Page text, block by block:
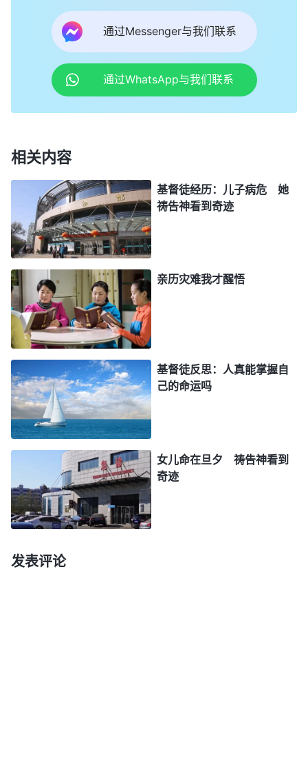
的美意都隐藏在事情的背后啊！认识到这些我对神有
了信心，不管这病能否治好，我都不应该对神失去信
心，神是全能的，在神没有难成的事，神能使死人复
活，更何况我的病不更在神的手中掌握吗？我应该顺
服神的主宰安排。于是，我来到神面前祷告
的心意，差点中了撒但的诡计，我真是太愚昧了！神
啊！感谢你安排姊妹来和我交通，让我明白了你的心
意。神啊！你是主宰万物的神，今天我愿意把自己完
全交在你手里，不管病是好是坏，我都愿意顺服你的
摆布安排。”祷告后，我不再胆怯、害怕，心灵里踏
实了许多。那段时间，“全能神是全能的医生！活在
病里就是病，活在灵里就没病，只要你有一口气，神
都不会让你死”，这句神话语常常浮现在我的脑海
里，给了我信心和勇气。渐渐地，我不再受疾病的辖
制，每天坚持读神的话、唱诗歌，一有时间就和弟兄
姊妹聚会交通神的话语，并且还力所能及地尽上了本
分，不知不觉我身体的不适逐渐消失，明显感觉轻松
了很多，心情也好了起来。
两个月后我到医院复查，医生惊讶地告诉我，
“你的病已经进入恢复期，没什么大碍了，而且传染
期也过去了。过段时间再来复查一遍，如果没有问
题，应该就完全康复了。”听到这个消息，我十分激
动，泪水夺眶而出，我知道这都是神对我的奇妙保
守。那一刻，我真实体会到了神话语的权柄和威力，
通过Messenger与我们联系
通过WhatsApp与我们联系
相关内容
基督徒经历：儿子病危 她
祷告神看到奇迹
亲历灾难我才醒悟
基督徒反思：人真能掌握自
己的命运吗
女儿命在旦夕 祷告神看到
奇迹
发表评论